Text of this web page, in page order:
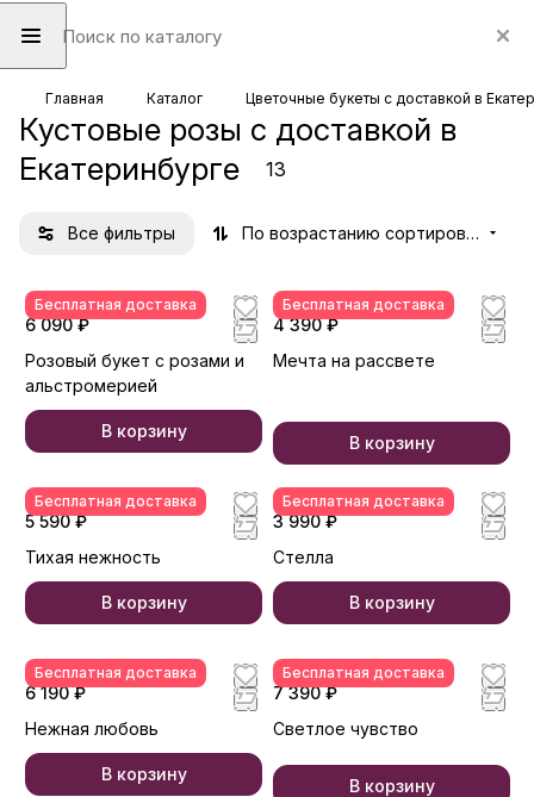
Главная Каталог Цветочные букеты с доставкой в
Кустовые розы с доставкой в
Екатеринбурге
13
Все фильтры По возрастанию сортировки
Бесплатная доставка
6 090 ₽
Розовый букет с розами и
альстромерией
В корзину
Бесплатная доставка
4 390 ₽
Мечта на рассвете
В корзину
Бесплатная доставка
5 590 ₽
Тихая нежность
В корзину
Бесплатная доставка
3 990 ₽
Стелла
В корзину
Бесплатная доставка
6 190 ₽
Нежная любовь
В корзину
Бесплатная доставка
7 390 ₽
Светлое чувство
В корзину